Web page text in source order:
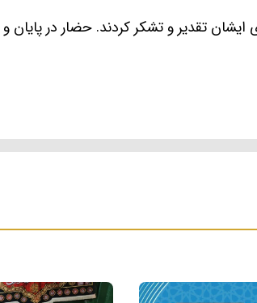
تقدیر و تشکر کردند. حضار در پایان و